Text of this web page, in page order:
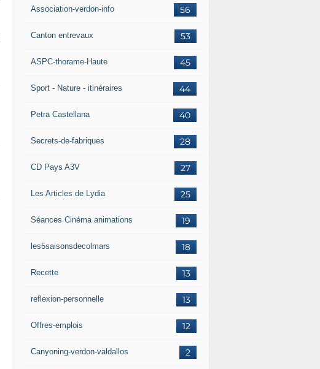
56
Association-verdon-info
53
Canton entrevaux
45
ASPC-thorame-Haute
44
Sport - Nature - itinéraires
40
Petra Castellana
28
Secrets-de-fabriques
27
CD Pays A3V
25
Les Articles de Lydia
19
Séances Cinéma animations
18
les5saisonsdecolmars
13
Recette
13
reflexion-personnelle
12
Offres-emplois
2
Canyoning-verdon-valdallos